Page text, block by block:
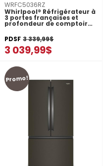
WRFC5036RZ
Whirlpool® Réfrigérateur à
3 portes françaises et
profondeur de comptoir
véritable de 36 po - 23.4 pi
cu WRFC5036RZ
PDSF 3 339,99$
3 039,99$
Promo!